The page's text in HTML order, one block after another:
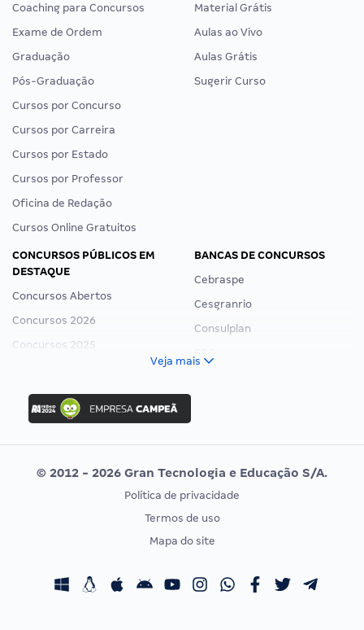
Coaching para Concursos
Exame de Ordem
Graduação
Pós-Graduação
Cursos por Concurso
Cursos por Carreira
Cursos por Estado
Cursos por Professor
Oficina de Redação
Cursos Online Gratuitos
Material Grátis
Aulas ao Vivo
Aulas Grátis
Sugerir Curso
CONCURSOS PÚBLICOS EM
DESTAQUE
Concursos Abertos
Concursos 2026
Concursos 2025
Concurso Ibama
Concurso MPU
Editais publicados
BANCAS DE CONCURSOS
Cebraspe
Cesgranrio
Consulplan
Vunesp
CONCURSOS POR PROFISSÃO
Concursos Fiscais
EXAME DE ORDEM
Calendário OAB
Veja mais
© 2012 - 2026 Gran Tecnologia e Educação S/A.
Política de privacidade
Termos de uso
Mapa do site